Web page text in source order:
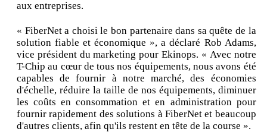
aux entreprises.
« FiberNet a choisi le bon partenaire dans sa quête de la
solution fiable et économique », a déclaré Rob Adams,
vice président du marketing pour Ekinops. « Avec notre
T-Chip au cœur de tous nos équipements, nous avons été
capables de fournir à notre marché, des économies
d'échelle, réduire la taille de nos équipements, diminuer
les coûts en consommation et en administration pour
fournir rapidement des solutions à FiberNet et beaucoup
d'autres clients, afin qu'ils restent en tête de la course ».